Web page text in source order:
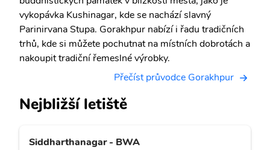
vykopávka Kushinagar, kde se nachází slavný
Parinirvana Stupa. Gorakhpur nabízí i řadu tradičních
trhů, kde si můžete pochutnat na místních dobrotách a
nakoupit tradiční řemeslné výrobky.
Přečíst průvodce Gorakhpur
Nejbližší letiště
Siddharthanagar - BWA